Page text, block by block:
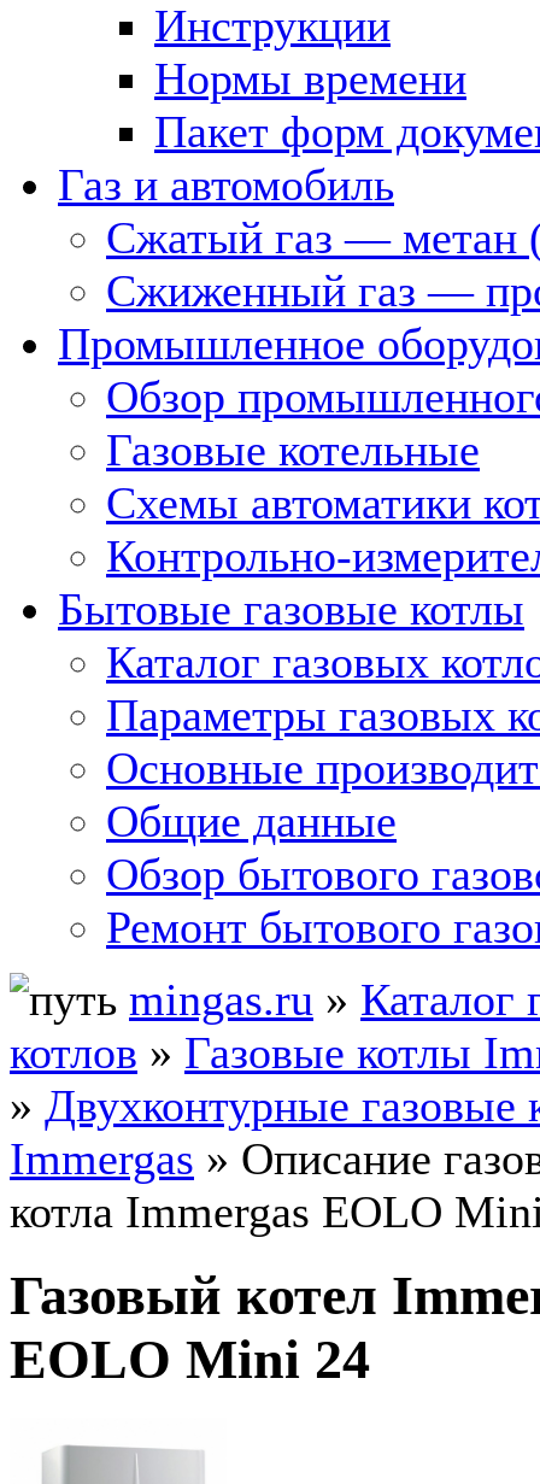
Инструкции
Нормы времени
Пакет форм
Газ и автомобиль
Сжатый газ — метан
Сжиженный газ —
Промышленное
Обзор
Газовые котельные
Схемы автоматики
Контрольно-
Бытовые газовые котлы
Каталог газовых
Параметры газовых
Основные
Общие данные
Обзор бытового
Ремонт бытового
mingas.ru » Каталог
котлов » Газовые котлы
» Двухконтурные газовые
Immergas » Описание
котла Immergas EOLO
Газовый котел
EOLO Mini 24